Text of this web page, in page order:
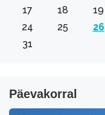
17
18 19
24
25 26
31
Päevakorral